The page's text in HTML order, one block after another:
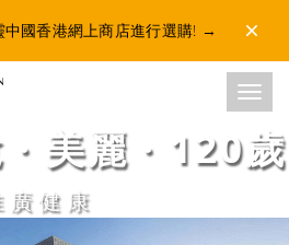
國香港網上商店進行選購! →
· 美麗 · 120歲
健康